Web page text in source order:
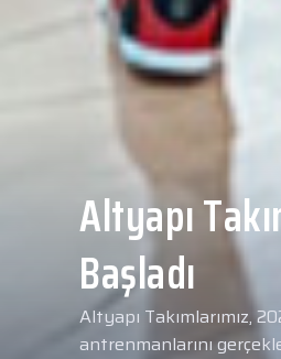
Yeni
Merkezi
geçti.
2026 - 2027 sezonu
transferlerimizden
Hastanesi'nde kapsamlı